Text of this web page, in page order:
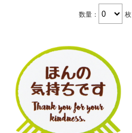
数量： 枚